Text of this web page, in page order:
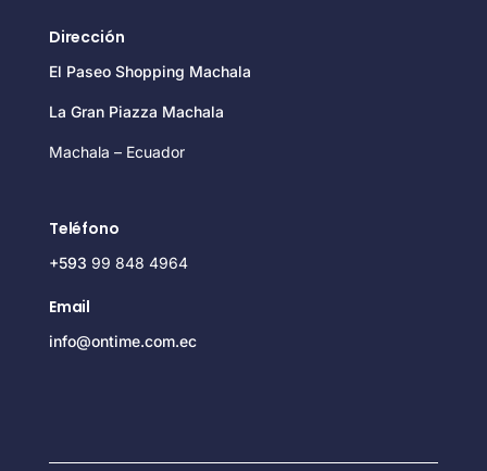
Dirección
El Paseo Shopping Machala
La Gran Piazza Machala
Machala – Ecuador
Teléfono
+593 99 848 4964
Email
info@ontime.com.ec